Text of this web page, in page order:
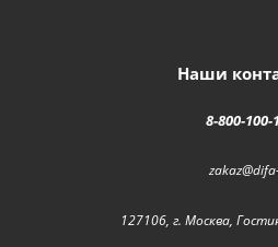
Наши
8-800-100-
127106, г. Москва,